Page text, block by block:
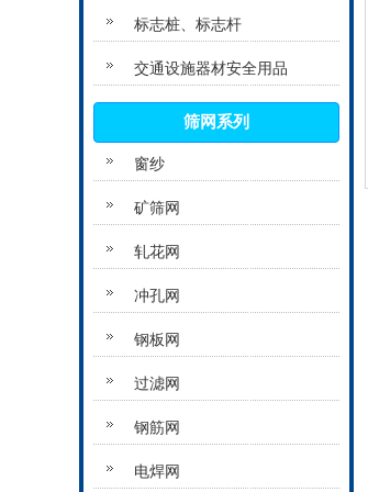
标志桩、标志杆
交通设施器材安全用品
筛网系列
窗纱
矿筛网
轧花网
冲孔网
钢板网
过滤网
钢筋网
电焊网